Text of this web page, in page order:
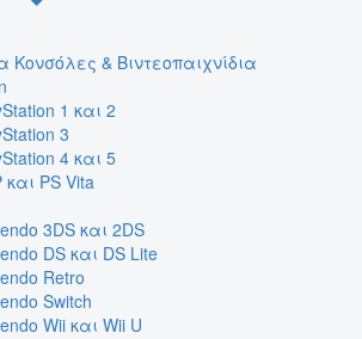
Κονσόλες & Βιντεοπαιχνίδια
1 και 2
3
4 και 5
και PS Vita
3DS και 2DS
DS και DS Lite
Retro
Switch
Wii και Wii U